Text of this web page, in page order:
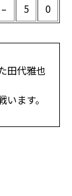
– 5 0
田代雅也
ます。